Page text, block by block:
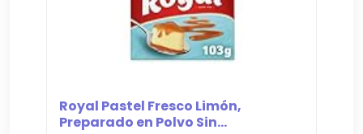
Royal Pastel Fresco Limón,
Preparado en Polvo Sin...